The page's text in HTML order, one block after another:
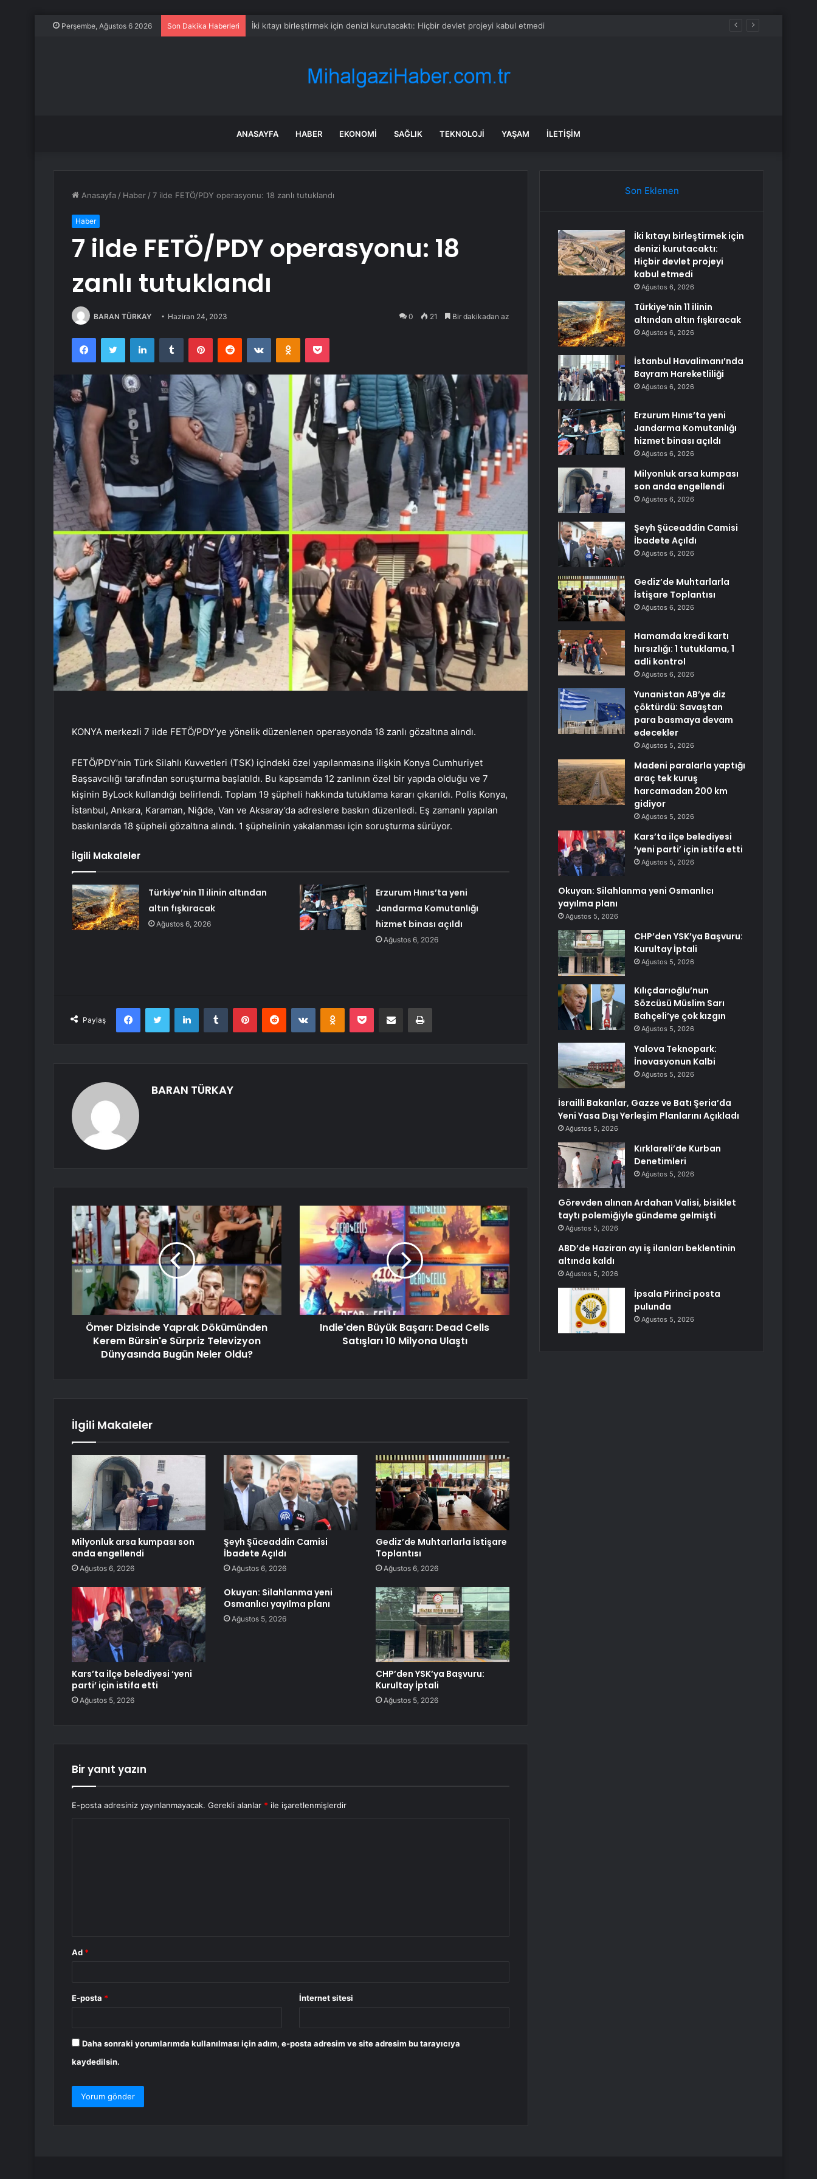
Perşembe, Ağustos 6 2026 Son Dakika Haberleri Türkiye’nin 11 ilinin altından altın fışkıracak
ANASAYFA HABER EKONOMI SAĞLIK TEKNOLOJI YAŞAM İLETIŞIM
Anasayfa / Haber /7 ilde FETÖ/PDY operasyonu: 18 zanlı tutuklandı
Haber
7 ilde FETÖ/PDY operasyonu: 18
zanlı tutuklandı
BARAN TÜRKAY Haziran 24, 2023 0 21 Bir dakikadan az
FacebookTwitter LinkedInTumblr PinterestReddit VKontakteOdnoklassniki
Pocket
KONYA merkezli 7 ilde FETÖ/PDY’ye yönelik düzenlenen operasyonda 18 zanlı gözaltına alındı.
FETÖ/PDY’nin Türk Silahlı Kuvvetleri (TSK) içindeki özel yapılanmasına ilişkin Konya Cumhuriyet
Başsavcılığı tarafından soruşturma başlatıldı. Bu kapsamda 12 zanlının özel bir yapıda olduğu ve 7
kişinin ByLock kullandığı belirlendi. Toplam 19 şüpheli hakkında tutuklama kararı çıkarıldı. Polis Konya,
İstanbul, Ankara, Karaman, Niğde, Van ve Aksaray’da adreslere baskın düzenledi. Eş zamanlı yapılan
baskınlarda 18 şüpheli gözaltına alındı. 1 şüphelinin yakalanması için soruşturma sürüyor.
İlgili Makaleler
Türkiye’nin 11 ilinin altından
altın fışkıracak
Ağustos 6, 2026
Erzurum Hınıs’ta yeni
Jandarma Komutanlığı
hizmet binası açıldı
Ağustos 6, 2026
Paylaş
FacebookTwitter LinkedInTumblr PinterestReddit VKontakteOdnoklassniki
Pocket E-Posta ile paylaş Yazdır
BARAN TÜRKAY
Ömer Dizisinde Yaprak Dökümünden
Kerem Bürsin'e Sürpriz Televizyon
Dünyasında Bugün Neler Oldu?
Indie'den Büyük Başarı: Dead Cells
Satışları 10 Milyona Ulaştı
İlgili Makaleler
Milyonluk arsa kumpası son
anda engellendi
Ağustos 6, 2026
Şeyh Şüceaddin Camisi
İbadete Açıldı
Ağustos 6, 2026
Gediz’de Muhtarlarla İstişare
Toplantısı
Ağustos 6, 2026
Kars’ta ilçe belediyesi ‘yeni
parti’ için istifa etti
Ağustos 5, 2026
Okuyan: Silahlanma yeni
Osmanlıcı yayılma planı
Ağustos 5, 2026
CHP’den YSK’ya Başvuru:
Kurultay İptali
Ağustos 5, 2026
Bir yanıt yazın
E-posta adresiniz yayınlanmayacak. Gerekli alanlar * ile işaretlenmişlerdir
Ad *
E-posta * İnternet sitesi
Daha sonraki yorumlarımda kullanılması için adım, e-posta adresim ve site adresim bu tarayıcıya
kaydedilsin.
Son Eklenen
İki kıtayı birleştirmek için
denizi kurutacaktı:
Hiçbir devlet projeyi
kabul etmedi
Ağustos 6, 2026
Türkiye’nin 11 ilinin
altından altın fışkıracak
Ağustos 6, 2026
İstanbul Havalimanı’nda
Bayram Hareketliliği
Ağustos 6, 2026
Erzurum Hınıs’ta yeni
Jandarma Komutanlığı
hizmet binası açıldı
Ağustos 6, 2026
Milyonluk arsa kumpası
son anda engellendi
Ağustos 6, 2026
Şeyh Şüceaddin Camisi
İbadete Açıldı
Ağustos 6, 2026
Gediz’de Muhtarlarla
İstişare Toplantısı
Ağustos 6, 2026
Hamamda kredi kartı
hırsızlığı: 1 tutuklama, 1
adli kontrol
Ağustos 6, 2026
Yunanistan AB’ye diz
çöktürdü: Savaştan
para basmaya devam
edecekler
Ağustos 5, 2026
Madeni paralarla yaptığı
araç tek kuruş
harcamadan 200 km
gidiyor
Ağustos 5, 2026
Kars’ta ilçe belediyesi
‘yeni parti’ için istifa etti
Ağustos 5, 2026
Okuyan: Silahlanma yeni Osmanlıcı
yayılma planı
Ağustos 5, 2026
CHP’den YSK’ya Başvuru:
Kurultay İptali
Ağustos 5, 2026
Kılıçdarıoğlu’nun
Sözcüsü Müslim Sarı
Bahçeli’ye çok kızgın
Ağustos 5, 2026
Yalova Teknopark:
İnovasyonun Kalbi
Ağustos 5, 2026
İsrailli Bakanlar, Gazze ve Batı Şeria’da
Yeni Yasa Dışı Yerleşim Planlarını Açıkladı
Ağustos 5, 2026
Kırklareli’de Kurban
Denetimleri
Ağustos 5, 2026
Görevden alınan Ardahan Valisi, bisiklet
taytı polemiğiyle gündeme gelmişti
Ağustos 5, 2026
ABD’de Haziran ayı iş ilanları beklentinin
altında kaldı
Ağustos 5, 2026
İpsala Pirinci posta
pulunda
Ağustos 5, 2026